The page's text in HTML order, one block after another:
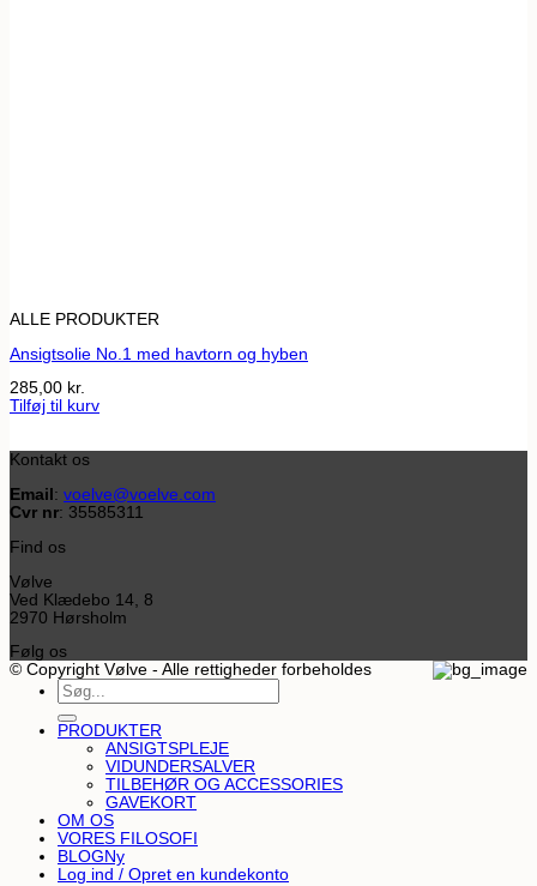
ALLE PRODUKTER
Ansigtsolie No.1 med havtorn og hyben
285,00 kr.
Tilføj til kurv
Kontakt os
Email : voelve@voelve.com
Cvr nr: 35585311
Find os
Vølve
Ved Klædebo 14, 8
2970 Hørsholm
Følg os
© Copyright Vølve - Alle rettigheder forbeholdes
Søg
efter:
PRODUKTER
ANSIGTSPLEJE
VIDUNDERSALVER
TILBEHØR OG ACCESSORIES
GAVEKORT
OM OS
VORES FILOSOFI
BLOG
Log ind / Opret en kundekonto